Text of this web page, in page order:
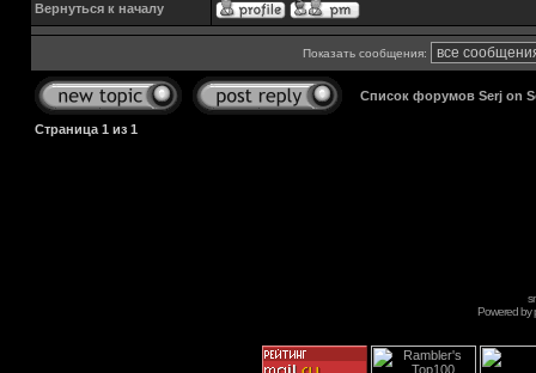
Вернуться к началу
Показать сообщения:
Список форумов Serj on
Страница 1 из 1
Powered by